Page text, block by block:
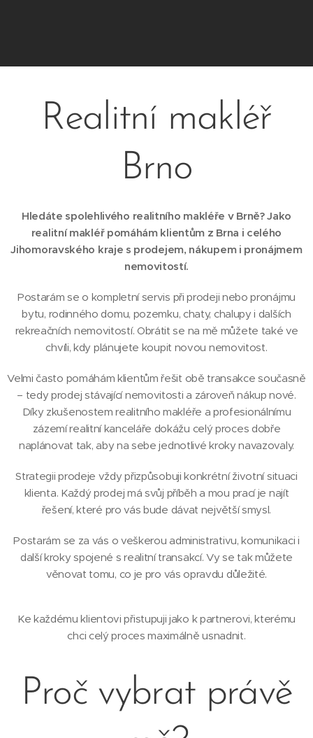
Realitní makléř
Brno
Hledáte spolehlivého realitního makléře v Brně? Jako
realitní makléř pomáhám klientům z Brna i celého
Jihomoravského kraje s prodejem, nákupem i pronájmem
nemovitostí.
Postarám se o kompletní servis při prodeji nebo pronájmu
bytu, rodinného domu, pozemku, chaty, chalupy i dalších
rekreačních nemovitostí. Obrátit se na mě můžete také ve
chvíli, kdy plánujete koupit novou nemovitost.
Velmi často pomáhám klientům řešit obě transakce současně
– tedy prodej stávající nemovitosti a zároveň nákup nové.
Díky zkušenostem realitního makléře a profesionálnímu
zázemí realitní kanceláře dokážu celý proces dobře
naplánovat tak, aby na sebe jednotlivé kroky navazovaly.
Strategii prodeje vždy přizpůsobuji konkrétní životní situaci
klienta. Každý prodej má svůj příběh a mou prací je najít
řešení, které pro vás bude dávat největší smysl.
Postarám se za vás o veškerou administrativu, komunikaci i
další kroky spojené s realitní transakcí. Vy se tak můžete
věnovat tomu, co je pro vás opravdu důležité.
Ke každému klientovi přistupuji jako k partnerovi, kterému
chci celý proces maximálně usnadnit.
Proč vybrat právě